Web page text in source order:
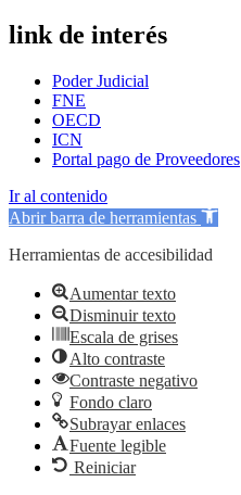
link de interés
Poder Judicial
FNE
OECD
ICN
Portal pago de Proveedores
Ir al contenido
Abrir barra de herramientas
Herramientas de accesibilidad
Aumentar texto
Disminuir texto
Escala de grises
Alto contraste
Contraste negativo
Fondo claro
Subrayar enlaces
Fuente legible
Reiniciar